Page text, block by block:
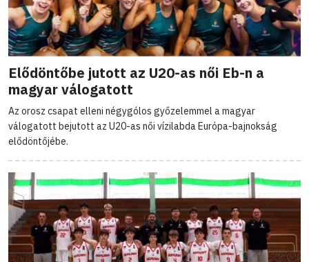
Elődöntőbe jutott az U20-as női Eb-n a
magyar válogatott
Az orosz csapat elleni négygólos győzelemmel a magyar
válogatott bejutott az U20-as női vízilabda Európa-bajnokság
elődöntőjébe.